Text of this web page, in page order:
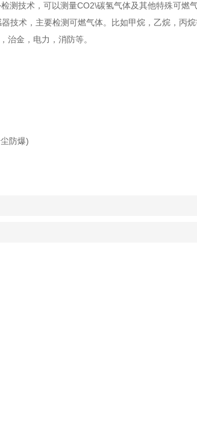
测技术，可以测量CO2\碳氢气体及其他特殊可燃
技术，主要检测可燃气体。比如甲烷，乙烷，丙
治金，电力，消防等。
防爆)